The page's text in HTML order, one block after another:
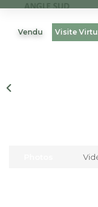
Vendu Visite